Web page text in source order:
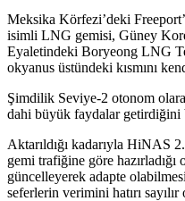
Meksika Körfezi’deki
isimli LNG gemisi, Güney
Eyaletindeki Boryeong LNG
okyanus üstündeki kısmını
Şimdilik Seviye-2 otonom
dahi büyük faydalar getirdiğini
Aktarıldığı kadarıyla HiNAS
gemi trafiğine göre
güncelleyerek adapte
seferlerin verimini hatırı sayılır